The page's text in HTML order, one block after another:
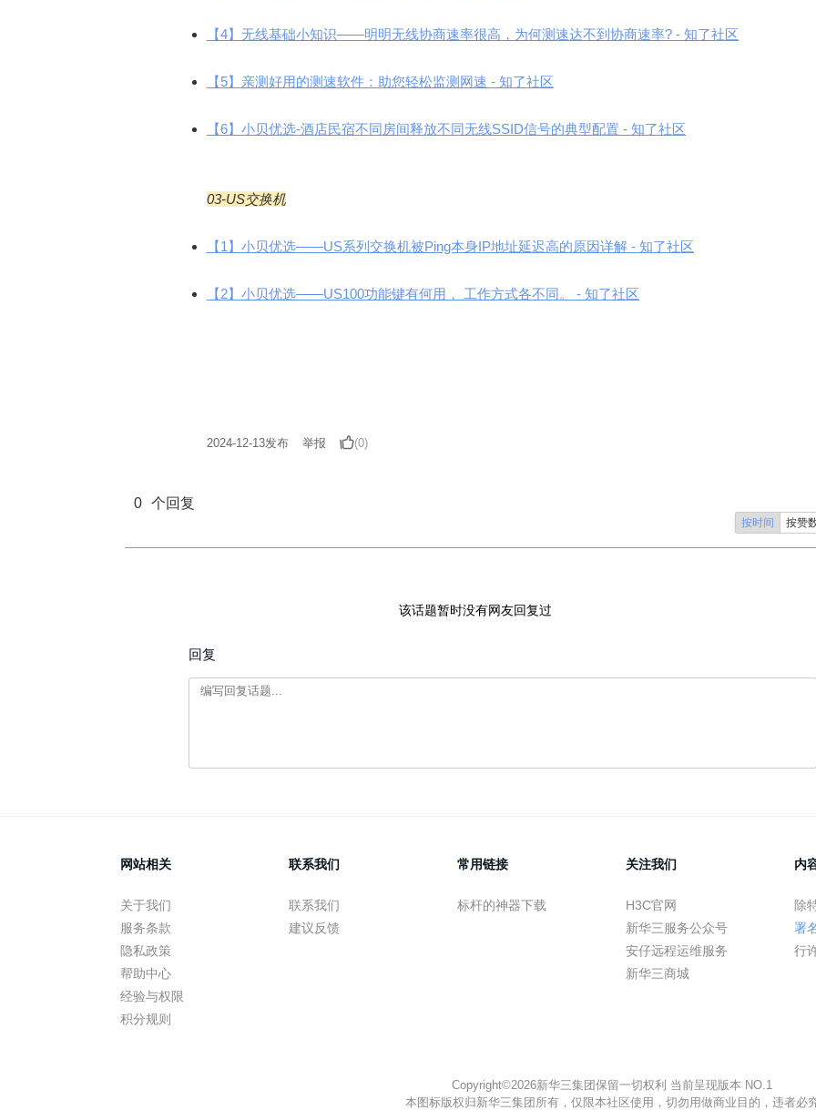
【4】无线基础小知识——明明无线协商速率很高，为何测速达不到协商速率? - 知了社区
【5】亲测好用的测速软件：助您轻松监测网速 - 知了社区
【6】小贝优选-酒店民宿不同房间释放不同无线SSID信号的典型配置 - 知了社区
03-US交换机
【1】小贝优选——US系列交换机被Ping本身IP地址延迟高的原因详解 - 知了社区
【2】小贝优选——US100功能键有何用， 工作方式各不同。 - 知了社区
2024-12-13发布 举报 (0)
0 个回复
按时间 按赞
该话题暂时没有网友回复过
回复
网站相关
关于我们
服务条款
隐私政策
帮助中心
经验与权限
积分规则
联系我们
联系我们
建议反馈
常用链接
标杆的神器下载
关注我们
H3C官网
新华三服务公众号
安仔远程运维服务
新华三商城
内
除
署
行
Copyright©2026新华三集团保留一切权利 当前呈现版本 NO.1
本图标版权归新华三集团所有，仅限本社区使用，切勿用做商业目的，违者必